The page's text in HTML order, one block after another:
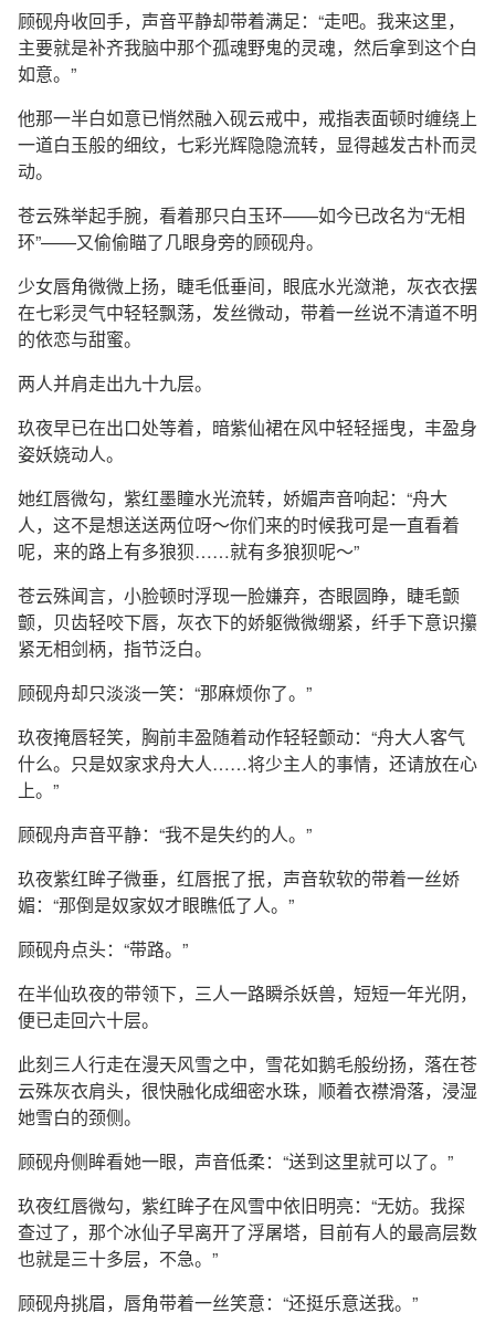
顾砚舟收回手，声音平静却带着满足：“走吧。我来这里，
主要就是补齐我脑中那个孤魂野鬼的灵魂，然后拿到这个白
如意。”
他那一半白如意已悄然融入砚云戒中，戒指表面顿时缠绕上
一道白玉般的细纹，七彩光辉隐隐流转，显得越发古朴而灵
动。
苍云殊举起手腕，看着那只白玉环——如今已改名为“无相
环”——又偷偷瞄了几眼身旁的顾砚舟。
少女唇角微微上扬，睫毛低垂间，眼底水光潋滟，灰衣衣摆
在七彩灵气中轻轻飘荡，发丝微动，带着一丝说不清道不明
的依恋与甜蜜。
两人并肩走出九十九层。
玖夜早已在出口处等着，暗紫仙裙在风中轻轻摇曳，丰盈身
姿妖娆动人。
她红唇微勾，紫红墨瞳水光流转，娇媚声音响起：“舟大
人，这不是想送送两位呀～你们来的时候我可是一直看着
呢，来的路上有多狼狈……就有多狼狈呢～”
苍云殊闻言，小脸顿时浮现一脸嫌弃，杏眼圆睁，睫毛颤
颤，贝齿轻咬下唇，灰衣下的娇躯微微绷紧，纤手下意识攥
紧无相剑柄，指节泛白。
顾砚舟却只淡淡一笑：“那麻烦你了。”
玖夜掩唇轻笑，胸前丰盈随着动作轻轻颤动：“舟大人客气
什么。只是奴家求舟大人……将少主人的事情，还请放在心
上。”
顾砚舟声音平静：“我不是失约的人。”
玖夜紫红眸子微垂，红唇抿了抿，声音软软的带着一丝娇
媚：“那倒是奴家奴才眼瞧低了人。”
顾砚舟点头：“带路。”
在半仙玖夜的带领下，三人一路瞬杀妖兽，短短一年光阴，
便已走回六十层。
此刻三人行走在漫天风雪之中，雪花如鹅毛般纷扬，落在苍
云殊灰衣肩头，很快融化成细密水珠，顺着衣襟滑落，浸湿
她雪白的颈侧。
顾砚舟侧眸看她一眼，声音低柔：“送到这里就可以了。”
玖夜红唇微勾，紫红眸子在风雪中依旧明亮：“无妨。我探
查过了，那个冰仙子早离开了浮屠塔，目前有人的最高层数
也就是三十多层，不急。”
顾砚舟挑眉，唇角带着一丝笑意：“还挺乐意送我。”